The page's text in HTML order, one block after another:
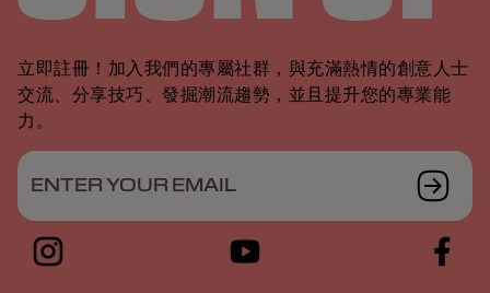
立即註冊！加入我們的專屬社群，與充滿熱情的創意人士
交流、分享技巧、發掘潮流趨勢，並且提升您的專業能
力。
ENTER YOUR EMAIL